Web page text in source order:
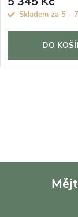
Skladem za 5 -
DO